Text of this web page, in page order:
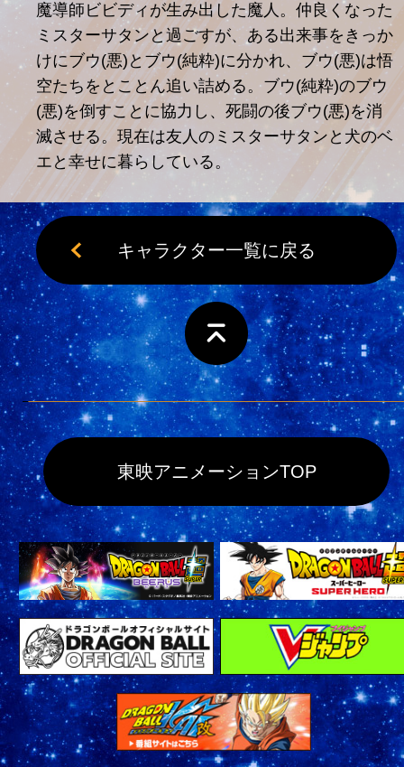
キャラクター一覧に戻る
魔導師ビビディが生み出した魔人。仲良くなった
ミスターサタンと過ごすが、ある出来事をきっか
けにブウ(悪)とブウ(純粋)に分かれ、ブウ(悪)は悟
空たちをとことん追い詰める。ブウ(純粋)のブウ
(悪)を倒すことに協力し、死闘の後ブウ(悪)を消
滅させる。現在は友人のミスターサタンと犬のベ
エと幸せに暮らしている。
東映アニメーションTOP